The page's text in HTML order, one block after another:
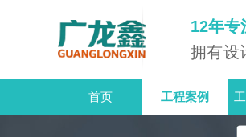
12年专
拥有设
首页 工程案例